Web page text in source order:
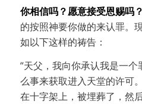
你相信吗？愿意接受恩赐吗？
的按照神要你做的来认罪。
如以下这样的祷告：
“天父，我向你承认我是一
么事来获取进入天堂的许可
在十字架上，被埋葬了，然